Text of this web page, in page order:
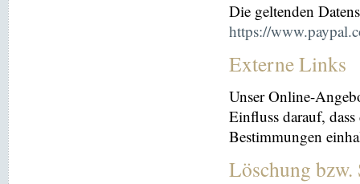
Die geltenden
https://
Externe Links
Unser Online-
Einfluss darauf,
Bestimmungen
Löschung